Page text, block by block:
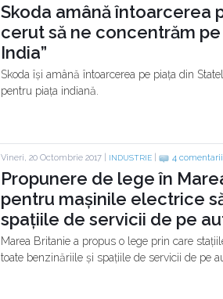
Skoda amână întoarcerea
cerut să ne concentrăm
India”
Skoda își amână întoarcerea pe piața din
pentru piața indiană.
Vineri, 20 Octombrie 2017 | INDUSTRIE 4 comentarii
Propunere de lege în
pentru mașinile electrice
spațiile de servicii de pe
Marea Britanie a propus o lege prin care
toate benzinăriile și spațiile de servicii de pe